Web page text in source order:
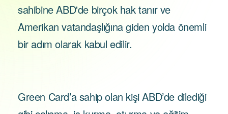
sahibine ABD'de birçok hak tanır ve
Amerikan vatandaşlığına giden yolda önemli
bir adım olarak kabul edilir.
Green Card’a sahip olan kişi ABD’de dilediği